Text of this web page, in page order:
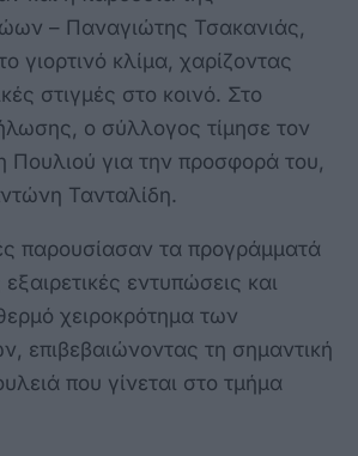
– Παναγιώτης Τσακανιάς,
γιορτινό κλίμα, χαρίζοντας
στιγμές στο κοινό. Στο
ο σύλλογος τίμησε τον
για την προσφορά του,
Τανταλίδη.
παρουσίασαν τα προγράμματά
εντυπώσεις και
χειροκρότημα των
επιβεβαιώνοντας τη σημαντική
που γίνεται στο τμήμα